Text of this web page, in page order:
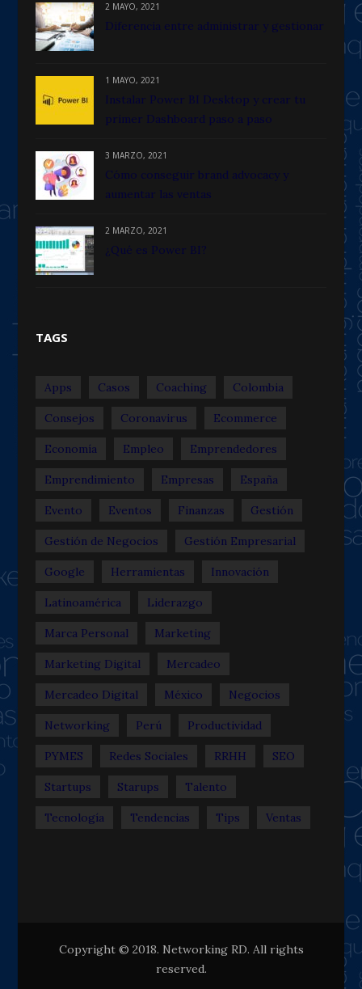
2 MAYO, 2021
Diferencia entre administrar y gestionar
1 MAYO, 2021
Instalar Power BI Desktop y crear tu
primer Dashboard paso a paso
3 MARZO, 2021
Cómo conseguir brand advocacy y
aumentar las ventas
2 MARZO, 2021
¿Qué es Power BI?
TAGS
Apps Casos Coaching Colombia
Consejos Coronavirus Ecommerce
Economía Empleo Emprendedores
Emprendimiento Empresas España
Evento Eventos Finanzas Gestión
Gestión de Negocios Gestión Empresarial
Google Herramientas Innovación
Latinoamérica Liderazgo
Marca Personal Marketing
Marketing Digital Mercadeo
Mercadeo Digital México Negocios
Networking Perú Productividad
PYMES Redes Sociales RRHH SEO
Startups Starups Talento
Tecnología Tendencias Tips Ventas
Copyright © 2018. Networking RD. All rights
reserved.